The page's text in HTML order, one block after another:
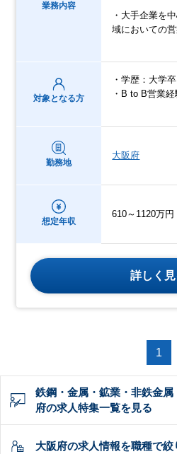
業務内容
・大手企業を
域においての
対象となる方
・学歴：大学
・B to B営業経
勤務地
大阪府
想定年収
610～1120万円
詳しく見
1
鉄鋼・金属・鉱業・非鉄金
府の求人特集一覧を見る
大阪府の求人情報を職種で絞